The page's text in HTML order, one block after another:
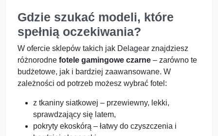
Gdzie szukać modeli, które
spełnią oczekiwania?
W ofercie sklepów takich jak Delagear znajdziesz
różnorodne fotele gamingowe czarne – zarówno te
budżetowe, jak i bardziej zaawansowane. W
zależności od potrzeb możesz wybrać fotel:
z tkaniny siatkowej – przewiewny, lekki,
sprawdzający się latem,
pokryty ekoskórą – łatwy do czyszczenia i